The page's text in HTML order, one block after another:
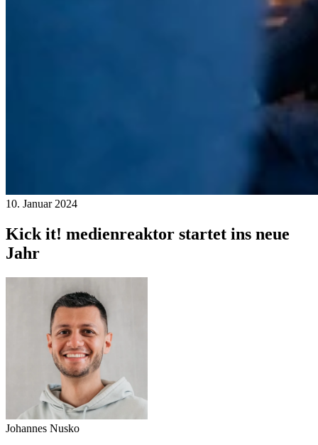
10. Januar 2024
Kick it! medienreaktor startet ins neue
Jahr
Johannes Nusko